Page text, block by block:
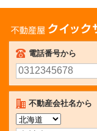
不動産屋クイックサーチ
電話番号から
不動産会社名から